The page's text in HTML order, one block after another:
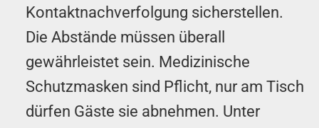
Kontaktnachverfolgung sicherstellen.
Die Abstände müssen überall
gewährleistet sein. Medizinische
Schutzmasken sind Pflicht, nur am Tisch
dürfen Gäste sie abnehmen. Unter